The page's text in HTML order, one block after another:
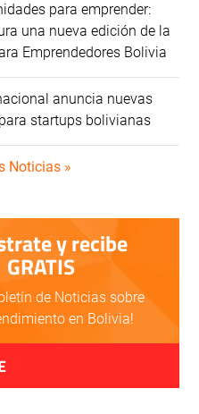
para emprender:
una nueva edición de la
Emprendedores Bolivia
anuncia nuevas
startups bolivianas
Noticias »
y recibe
GRATIS
de Noticias sobre
en Bolivia!